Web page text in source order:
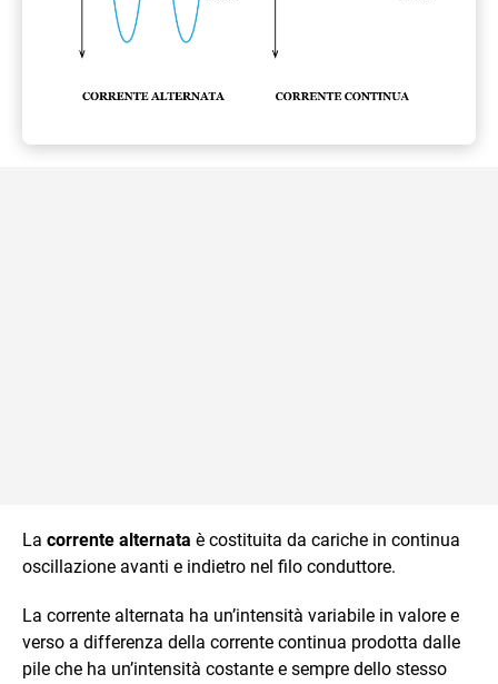
La corrente alternata è costituita da cariche in continua
oscillazione avanti e indietro nel filo conduttore.
La corrente alternata ha un’intensità variabile in valore e
verso a differenza della corrente continua prodotta dalle
pile che ha un’intensità costante e sempre dello stesso